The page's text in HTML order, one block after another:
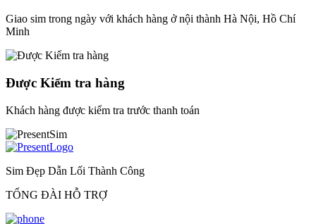
Giao sim trong ngày với khách hàng ở nội thành Hà Nội, Hồ Chí
Minh
Được Kiểm tra hàng
Khách hàng được kiểm tra trước thanh toán
Sim Đẹp Dẫn Lối Thành Công
TỔNG ĐÀI HỖ TRỢ